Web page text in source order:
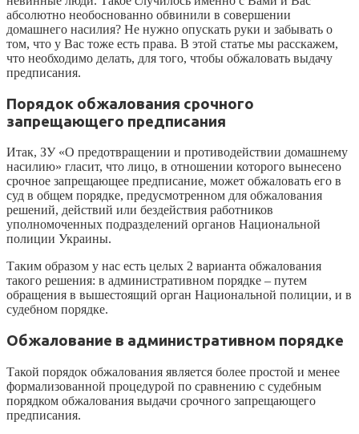
абсолютно необоснованно обвинили в совершении
домашнего насилия? Не нужно опускать руки и забывать о
том, что у Вас тоже есть права. В этой статье мы расскажем,
что необходимо делать, для того, чтобы обжаловать выдачу
предписания.
Порядок обжалования срочного
запрещающего предписания
Итак, ЗУ «О предотвращении и противодействии домашнему
насилию» гласит, что лицо, в отношении которого вынесено
срочное запрещающее предписание, может обжаловать его в
суд в общем порядке, предусмотренном для обжалования
решений, действий или бездействия работников
уполномоченных подразделений органов Национальной
полиции Украины.
Таким образом у нас есть целых 2 варианта обжалования
такого решения: в административном порядке – путем
обращения в вышестоящий орган Национальной полиции, и в
судебном порядке.
Обжалование в административном порядке
Такой порядок обжалования является более простой и менее
формализованной процедурой по сравнению с судебным
порядком обжалования выдачи срочного запрещающего
предписания.